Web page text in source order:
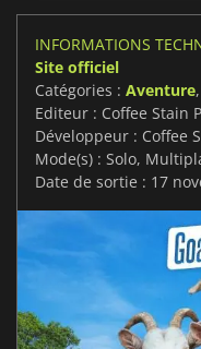
INFORMATIONS
Site officiel
Catégories : Aventure,
Editeur : Coffee Stain
Développeur : Coffee
Mode(s) : Solo,
Date de sortie : 17